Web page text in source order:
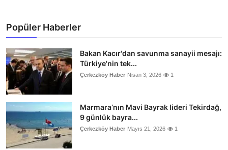
Popüler Haberler
Bakan Kacır'dan savunma sanayii mesajı:
Türkiye'nin tek...
Çerkezköy Haber Nisan 3, 2026 1
Marmara’nın Mavi Bayrak lideri Tekirdağ,
9 günlük bayra...
Çerkezköy Haber Mayıs 21, 2026 1